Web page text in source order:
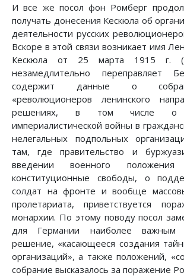
И все же посол фон Ромберг
получать донесения Кескюла об
деятельности русских
Вскоре в этой связи возникает имя
Кескюла от 25 марта 1915 г.
незамедлительно переправляет
содержит данные о
«революционеров ленинского
решениях, в том числе о
империалистической войны в
нелегальных подпольных
там, где правительство и
введении военного
конституционные свободы, о
солдат на фронте и вообще
пролетариата, приветствуется
монархии. По этому поводу посол
для Германии наиболее важным
решение, «касающееся создания
организаций», а также положений,
собрание высказалось за поражение